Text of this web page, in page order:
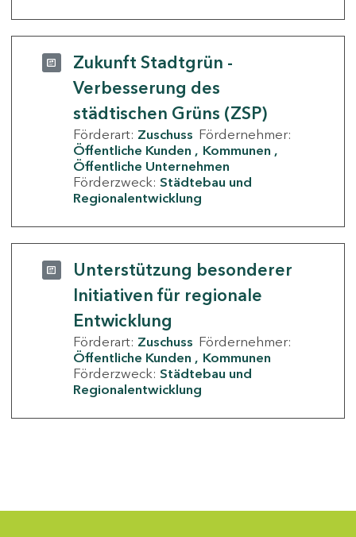
Zukunft Stadtgrün -
Verbesserung des
städtischen Grüns (ZSP)
Förderart: Zuschuss Fördernehmer:
Öffentliche Kunden
Kommunen
Öffentliche Unternehmen
Förderzweck: Städtebau und
Regionalentwicklung
Unterstützung besonderer
Initiativen für regionale
Entwicklung
Förderart: Zuschuss Fördernehmer:
Öffentliche Kunden
Kommunen
Förderzweck: Städtebau und
Regionalentwicklung